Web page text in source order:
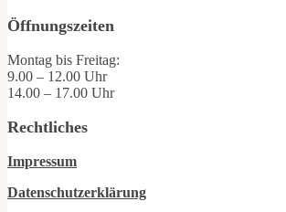
Öffnungszeiten
Montag bis Freitag:
9.00 – 12.00 Uhr
14.00 – 17.00 Uhr
Rechtliches
Impressum
Datenschutzerklärung